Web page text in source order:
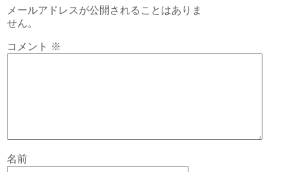
メールアドレスが公開されることはありま
せん。
コメント ※
名前